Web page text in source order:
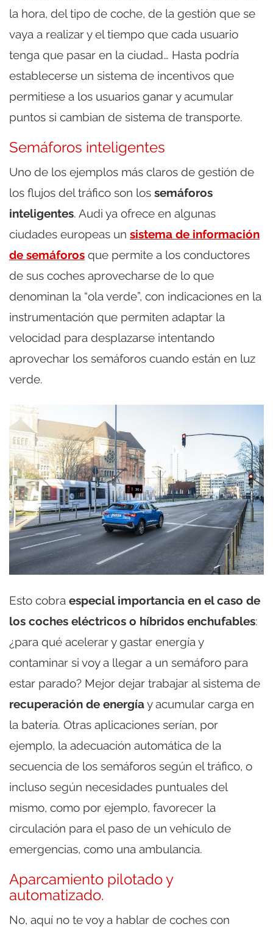
la hora, del tipo de coche, de la gestión que se
vaya a realizar y el tiempo que cada usuario
tenga que pasar en la ciudad… Hasta podría
establecerse un sistema de incentivos que
permitiese a los usuarios ganar y acumular
puntos si cambian de sistema de transporte.
Semáforos inteligentes
Uno de los ejemplos más claros de gestión de
los flujos del tráfico son los semáforos
inteligentes. Audi ya ofrece en algunas
ciudades europeas un sistema de información
de semáforos que permite a los conductores
de sus coches aprovecharse de lo que
denominan la “ola verde”, con indicaciones en la
instrumentación que permiten adaptar la
velocidad para desplazarse intentando
aprovechar los semáforos cuando están en luz
verde.
Esto cobra especial importancia en el caso de
los coches eléctricos o híbridos enchufables:
¿para qué acelerar y gastar energía y
contaminar si voy a llegar a un semáforo para
estar parado? Mejor dejar trabajar al sistema de
recuperación de energíay acumular carga en
la batería. Otras aplicaciones serían, por
ejemplo, la adecuación automática de la
secuencia de los semáforos según el tráfico, o
incluso según necesidades puntuales del
mismo, como por ejemplo, favorecer la
circulación para el paso de un vehículo de
emergencias, como una ambulancia.
Aparcamiento pilotado y
automatizado.
No, aquí no te voy a hablar de coches con